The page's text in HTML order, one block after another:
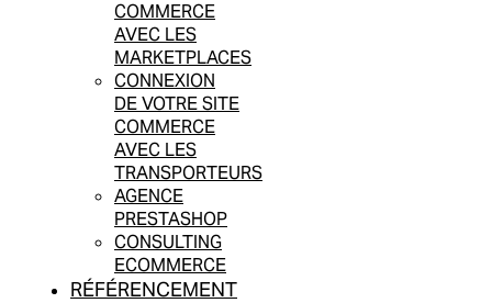
COMMERCE
AVEC LES
MARKETPLACES
CONNEXION
DE VOTRE SITE
COMMERCE
AVEC LES
TRANSPORTEURS
AGENCE
PRESTASHOP
CONSULTING
ECOMMERCE
RÉFÉRENCEMENT